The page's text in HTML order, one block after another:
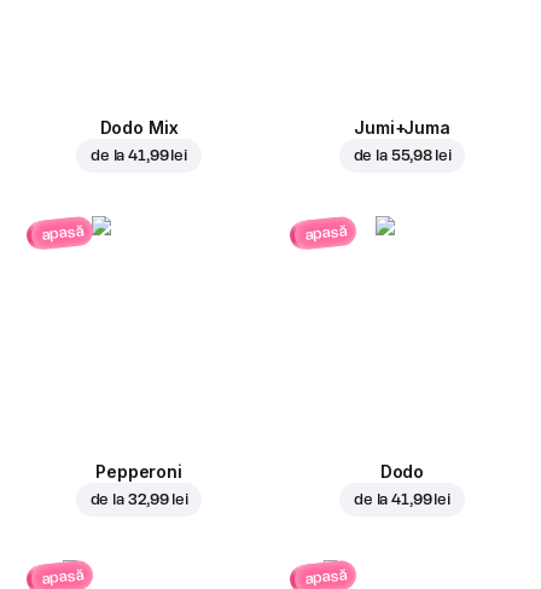
Dodo Mix
de la41,99 lei
Jumi+Juma
de la 55,98 lei
apasă
Pepperoni
de la 32,99 lei
apasă
Dodo
de la41,99 lei
apasă apasă